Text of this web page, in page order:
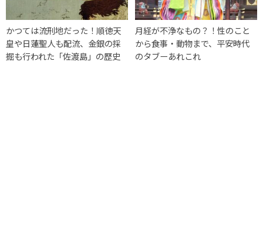
かつては流刑地だった！順徳天
皇や日蓮聖人も配流、金銀の採
掘も行われた「佐渡島」の歴史
月経が不浄なもの？！性のこと
から食事・動物まで、平安時代
のタブーあれこれ